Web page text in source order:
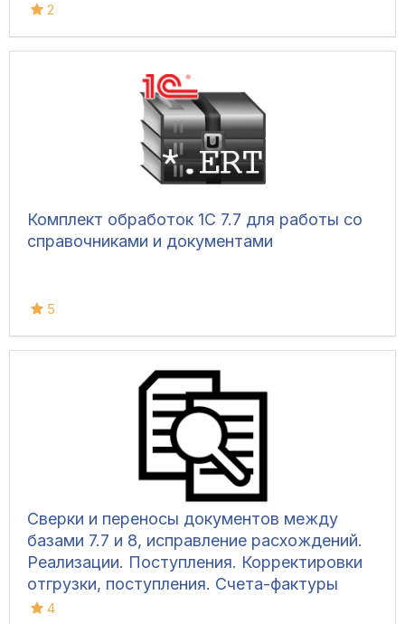
2
Комплект обработок 1С 7.7 для работы со
справочниками и документами
5
Сверки и переносы документов между
базами 7.7 и 8, исправление расхождений.
Реализации. Поступления. Корректировки
отгрузки, поступления. Счета-фактуры
выданные, полученные; исправленные
4